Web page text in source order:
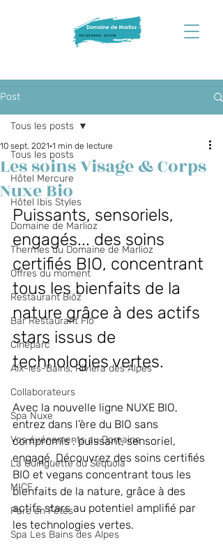
Post
Tous les posts
Hôtel Mercure
Hôtel Ibis Styles
Domaine de Marlioz
Thermes du Domaine de Marlioz
Offres du moment
Restaurant Biõz
Bar Restaurant Flõ
Cinéparc
Aix-les-Bains, Riviera des Alpes
Collaborateurs
Spa Nuxe
Vos événements au Domaine
La Guinguette du Séquoia
MICE
Parc en Fêtes
Spa Les Bains des Alpes
Tous les posts
Les soins Visage & Corps
Nuxe Bio
10 sept. 2021 1 min de lecture
Puissants, sensoriels,
engagés... des soins
certifiés BIO, concentrant
tous les bienfaits de la
nature grâce à des actifs
stars issus de
technologies vertes.
Avec la nouvelle ligne NUXE BIO,
entrez dans l’ère du BIO sans
compromis : puissant, sensoriel,
engagé. Découvrez des soins certifiés
BIO et vegans concentrant tous les
bienfaits de la nature, grâce à des
actifs stars au potentiel amplifié par
les technologies vertes.